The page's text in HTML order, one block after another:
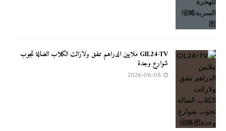
GIL24-TV ملايين الدراهم تنفق ولازالت الكلاب الضالة تجوب
شوارع وجدة
2026-08-08